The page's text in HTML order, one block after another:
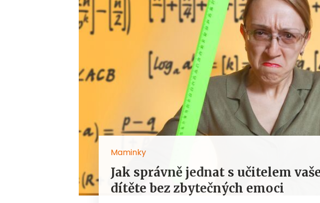
Maminky
Jak správně jednat s učitelem
dítěte bez zbytečných emoci